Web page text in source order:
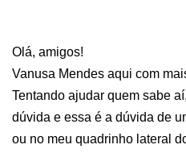
Olá, amigos!
Vanusa Mendes aqui com
Tentando ajudar quem sabe
dúvida e essa é a dúvida de
ou no meu quadrinho lateral